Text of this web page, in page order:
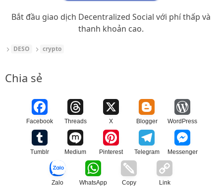
Bắt đầu giao dịch Decentralized Social với phí thấp và
thanh khoản cao.
DESO crypto
Chia sẻ
Facebook Threads X Blogger WordPress
Tumblr Medium Pinterest Telegram Messenger
Zalo WhatsApp Copy Link